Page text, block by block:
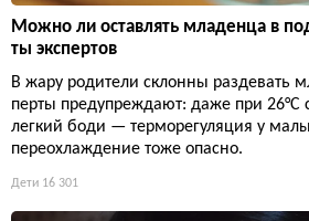
Можно ли оставлять младенца в
ты экспертов
В жару родители склонны раздевать
перты предупреждают: даже при 26°C
легкий боди — терморегуляция у
переохлаждение тоже опасно.
Дети 16 301